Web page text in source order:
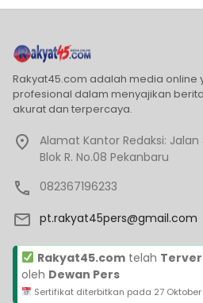
Rakyat45.com adalah media online
profesional dalam menyajikan
akurat dan terpercaya.
Alamat Kantor Redaksi:
Blok R. No.08 Pekanbaru
082367196233
pt.rakyat45pers@gmail.com
Rakyat45.comtelah
oleh Dewan Pers
Sertifikat diterbitkan pada 27